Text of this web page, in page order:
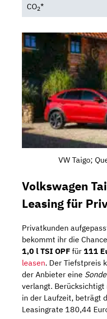
CO2*
VW Taigo;
Volkswagen
Leasing für
Privatkunden
bekommt ihr die
1,0 l TSI OPF für 111
leasen. Der Tiefstpreis
der Anbieter eine
verlangt. Berücksichtigt
in der Laufzeit, beträgt
Leasingrate 180,44